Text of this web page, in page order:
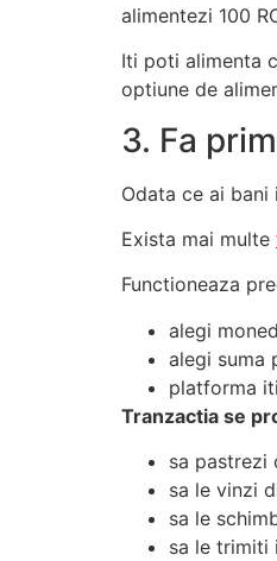
alimentezi 100
Iti poti alimenta
optiune de
3. Fa
Odata ce ai
Exista mai multe
Functioneaza
alegi
alegi suma
platforma
Tranzactia se
sa pastrezi
sa le vinzi
sa le
sa le trimiti